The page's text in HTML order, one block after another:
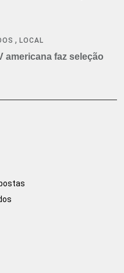
,LOCAL
americana faz seleção